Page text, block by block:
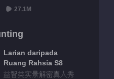
27.1M
Larian daripada
Ruang Rahsia S8
益智类实景解密真人秀